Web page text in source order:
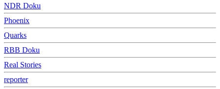
NDR Doku
Phoenix
Quarks
RBB Doku
Real Stories
reporter